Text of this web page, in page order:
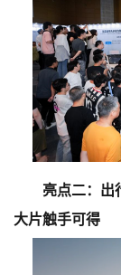
亮点二：出
大片触手可得